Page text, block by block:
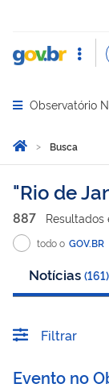
Abrir menu
Observatório
Você está aqui:
Página Inicial
Busca
Busca
Rio de
887 Resultados
todo o GOV.BR
Notícias (161)
Filtrar
Evento no